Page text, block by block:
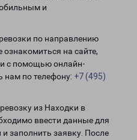
и
по направлению
на сайте,
с помощью онлайн-
нам по телефону: +7 (495)
из Находки в
ввести данные для
заполнить заявку. После